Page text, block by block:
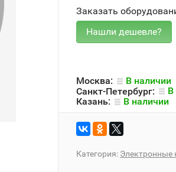
Заказать
Москва:
В наличии
Санкт-Петербург:
В
Казань:
В наличии
Категория: Электронные